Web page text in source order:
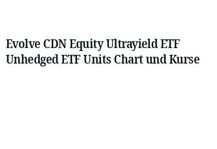
Evolve CDN Equity Ultrayield ETF
Unhedged ETF Units Chart und Kurse